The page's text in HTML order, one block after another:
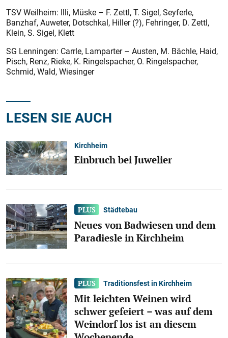
TSV Weilheim: Illi, Müske – F. Zettl, T. Sigel, Seyferle,
Banzhaf, Auweter, Dotschkal, Hiller (?), Fehringer, D. Zettl,
Klein, S. Sigel, Klett
SG Lenningen: Carrle, Lamparter – Austen, M. Bächle, Haid,
Pisch, Renz, Rieke, K. Ringelspacher, O. Ringelspacher,
Schmid, Wald, Wiesinger
LESEN SIE AUCH
Kirchheim
Einbruch bei Juwelier
Städtebau
Neues von Badwiesen und dem
Paradiesle in Kirchheim
Traditionsfest in Kirchheim
Mit leichten Weinen wird
schwer gefeiert – was auf dem
Weindorf los ist an diesem